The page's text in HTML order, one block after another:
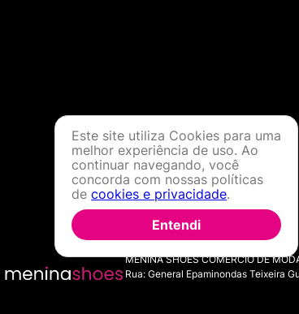
MENINA SHOES COMERCIO DE
Rua: General Epaminondas Teixeira
Este site utiliza Cookies para uma
melhor experiência de uso. Ao
continuar navegando, você
concorda com nossas políticas
decookies e privacidade.
Entendi